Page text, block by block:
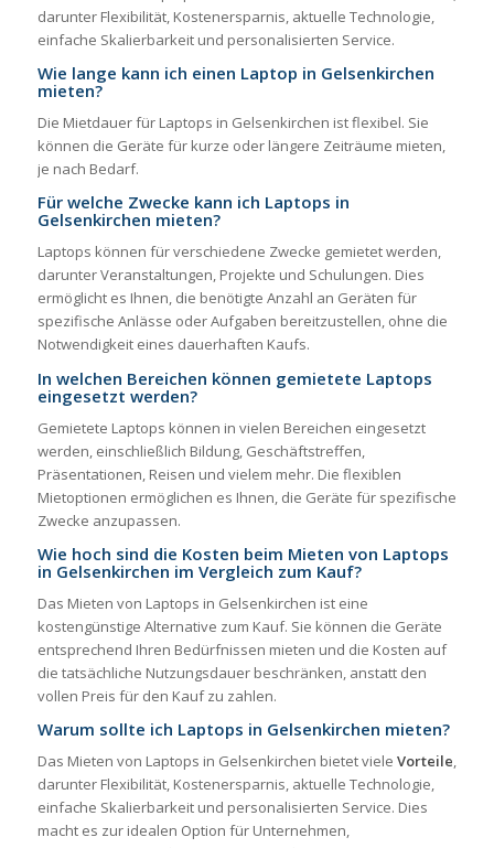
darunter Flexibilität, Kostenersparnis, aktuelle Technologie,
einfache Skalierbarkeit und personalisierten Service.
Wie lange kann ich einen Laptop in Gelsenkirchen
mieten?
Die Mietdauer für Laptops in Gelsenkirchen ist flexibel. Sie
können die Geräte für kurze oder längere Zeiträume mieten,
je nach Bedarf.
Für welche Zwecke kann ich Laptops in
Gelsenkirchen mieten?
Laptops können für verschiedene Zwecke gemietet werden,
darunter Veranstaltungen, Projekte und Schulungen. Dies
ermöglicht es Ihnen, die benötigte Anzahl an Geräten für
spezifische Anlässe oder Aufgaben bereitzustellen, ohne die
Notwendigkeit eines dauerhaften Kaufs.
In welchen Bereichen können gemietete Laptops
eingesetzt werden?
Gemietete Laptops können in vielen Bereichen eingesetzt
werden, einschließlich Bildung, Geschäftstreffen,
Präsentationen, Reisen und vielem mehr. Die flexiblen
Mietoptionen ermöglichen es Ihnen, die Geräte für spezifische
Zwecke anzupassen.
Wie hoch sind die Kosten beim Mieten von Laptops
in Gelsenkirchen im Vergleich zum Kauf?
Das Mieten von Laptops in Gelsenkirchen ist eine
kostengünstige Alternative zum Kauf. Sie können die Geräte
entsprechend Ihren Bedürfnissen mieten und die Kosten auf
die tatsächliche Nutzungsdauer beschränken, anstatt den
vollen Preis für den Kauf zu zahlen.
Warum sollte ich Laptops in Gelsenkirchen mieten?
Das Mieten von Laptops in Gelsenkirchen bietet viele Vorteile,
darunter Flexibilität, Kostenersparnis, aktuelle Technologie,
einfache Skalierbarkeit und personalisierten Service. Dies
macht es zur idealen Option für Unternehmen,